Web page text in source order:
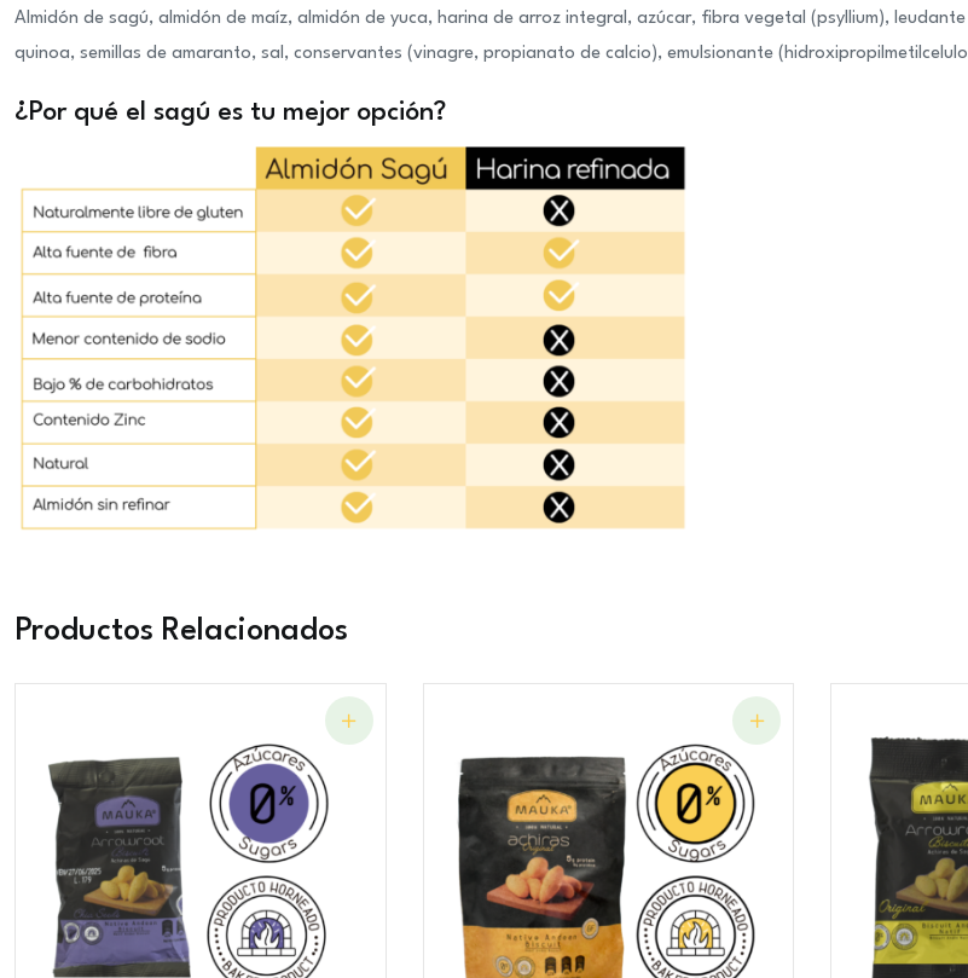
Almidón de sagú, almidón de maíz, almidón de yuca, harina de arroz integral, azúcar, fibra vegetal (psyllium),
quinoa, semillas de amaranto, sal, conservantes (vinagre, propianato de calcio), emulsionante
¿Por qué el sagú es tu mejor opción?